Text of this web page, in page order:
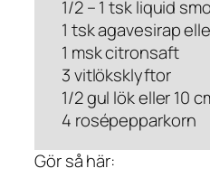
1/2 – 1 tsk liquid
1 tsk agavesirap
1 msk citronsaft
3 vitlöksklyftor
1/2 gul lök eller 10
4 rosépepparkorn
Gör så här: